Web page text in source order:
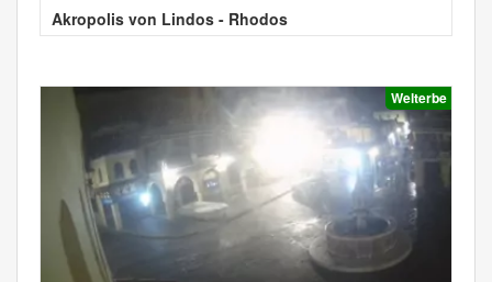
Akropolis von Lindos - Rhodos
Welterbe